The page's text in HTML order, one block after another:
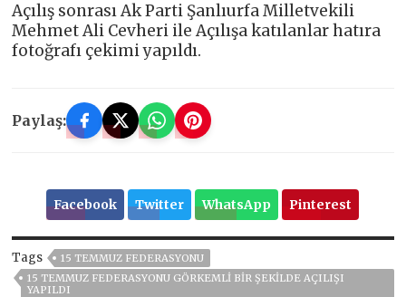
Açılış sonrası Ak Parti Şanlıurfa Milletvekili
Mehmet Ali Cevheri ile Açılışa katılanlar hatıra
fotoğrafı çekimi yapıldı.
Paylaş:
Facebook Twitter WhatsApp Pinterest
Tags
15 TEMMUZ FEDERASYONU
15 TEMMUZ FEDERASYONU GÖRKEMLİ BİR ŞEKİLDE AÇILIŞI
YAPILDI